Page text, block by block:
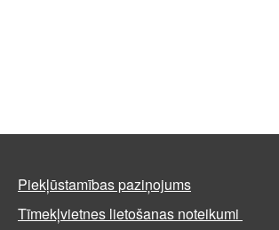
Piekļūstamības paziņojums
Tīmekļvietnes lietošanas noteikumi